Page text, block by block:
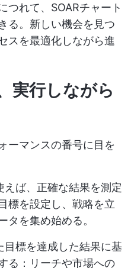
つれて、SOARチャート
る。新しい機会を見つ
スを最適化しながら進
実行しながら
ーマンスの番号に目を
えば、正確な結果を測定
標を設定し、戦略を立
タを集め始める。
目標を達成した結果に基
る：リーチや市場への